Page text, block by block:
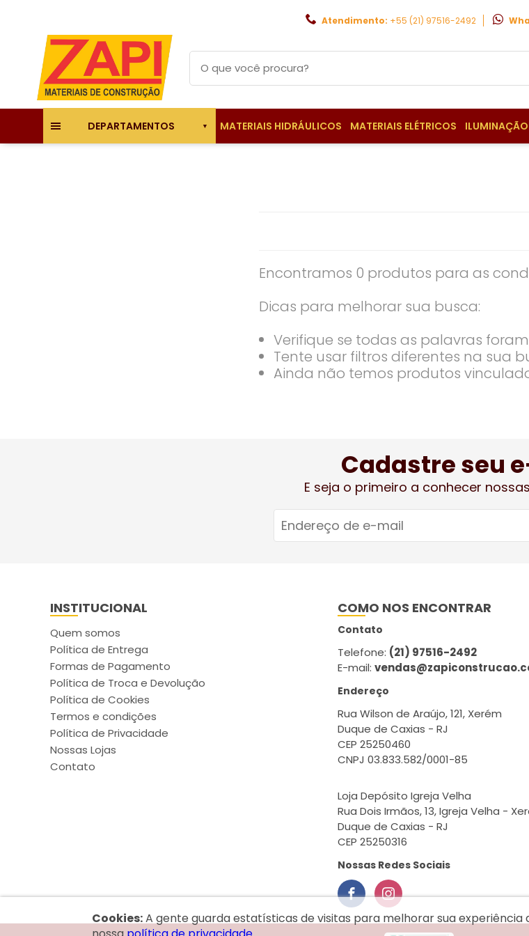
Atendimento: +55 (21) 97516-2492
DEPARTAMENTOS MATERIAIS HIDRÁULICOS MATERIAIS ELÉTRICOS ILUMINAÇÃO
Encontramos 0 produtos para as
Dicas para melhorar sua busca:
Verifique se todas as palavras
Tente usar filtros diferentes na sua
Ainda não temos produtos
Cadastre seu
E seja o primeiro a conhecer
INSTITUCIONAL
Quem somos
Política de Entrega
Formas de Pagamento
Política de Troca e Devolução
Política de Cookies
Termos e condições
Política de Privacidade
Nossas Lojas
Contato
COMO NOS ENCONTRAR
Contato
Telefone: (21) 97516-2492
E-mail:
Endereço
Rua Wilson de Araújo, 121, Xerém
Duque de Caxias - RJ
CEP 25250460
CNPJ 03.833.582/0001-85
Loja Depósito Igreja Velha
Rua Dois Irmãos, 13, Igreja Velha -
Duque de Caxias - RJ
CEP 25250316
Nossas Redes Sociais
Cookies:A gente guarda estatísticas de visitas para melhorar sua experiência